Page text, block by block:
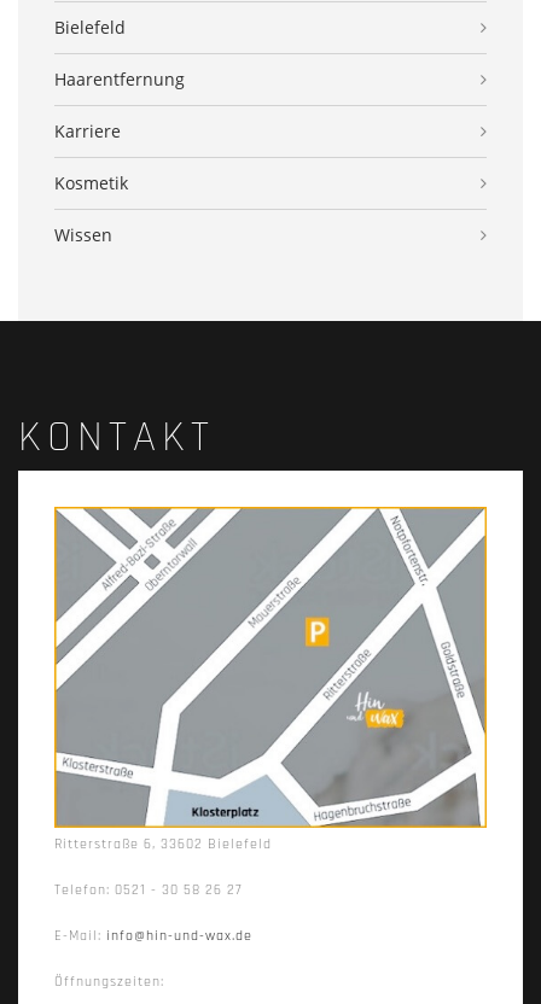
Bielefeld
Haarentfernung
Karriere
Kosmetik
Wissen
KONTAKT
Ritterstraße 6, 33602 Bielefeld
Telefon: 0521 - 30 58 26 27
E-Mail: info@hin-und-wax.de
Öffnungszeiten: